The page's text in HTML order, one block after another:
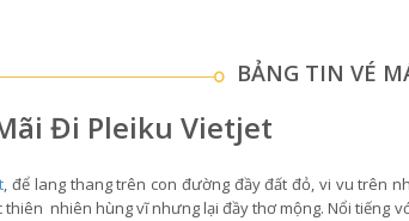
BẢNG TIN VÉ
Đi Pleiku Vietjet
, để lang thang trên con đường đầy đất đỏ, vi vu trên
nhiên hùng vĩ nhưng lại đầy thơ mộng. Nổi tiếng